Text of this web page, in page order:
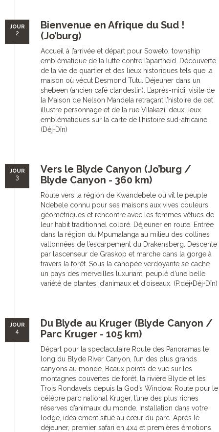
JOUR
2
Bienvenue en Afrique du Sud !
(Jo’burg)
Accueil à l’arrivée et départ pour Soweto, township
emblématique de la lutte contre l’apartheid. Découverte
de la vie de quartier et des lieux historiques tels que la
maison où vécut Desmond Tutu. Déjeuner dans un
shebeen (ancien café clandestin). L’après-midi, visite de
la Maison de Nelson Mandela retraçant l’histoire de cet
illustre personnage et de la rue Vilakazi, deux lieux
emblématiques sur la carte de l’histoire sud-africaine.
(Déj+Dîn)
JOUR
3
Vers le Blyde Canyon (Jo’burg /
Blyde Canyon - 360 km)
Route vers la région de Kwandebele où vit le peuple
Ndebele connu pour ses maisons aux vives couleurs
géométriques et rencontre avec les femmes vêtues de
leur habit traditionnel coloré. Déjeuner en route. Entrée
dans la région du Mpumalanga au milieu des collines
vallonnées de l’escarpement du Drakensberg. Descente
par l’ascenseur de Graskop et marche dans la gorge à
travers la forêt. Sous la canopée verdoyante se cache
un pays des merveilles luxuriant, peuplé d’une belle
variété de plantes, d’animaux et d’oiseaux. (P.déj+Déj+Dîn)
JOUR
4
Du Blyde au Kruger (Blyde Canyon /
Parc Kruger - 105 km)
Départ pour la spectaculaire Route des Panoramas le
long du Blyde River Canyon, l’un des plus grands
canyons au monde. Beaux points de vue sur les
montagnes couvertes de forêt, la rivière Blyde et les
Trois Rondavels depuis la God’s Window. Route pour le
célèbre parc national Kruger, l’une des plus riches
réserves d’animaux du monde. Installation dans votre
lodge, idéalement situé au cœur du parc. Après le
déjeuner, premier safari en 4x4 et premières émotions.